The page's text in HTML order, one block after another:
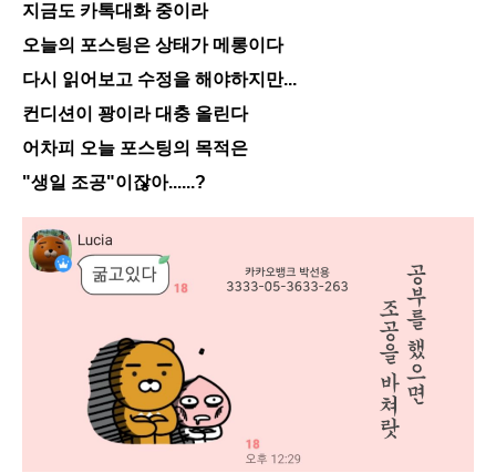
지금도 카톡대화 중이라
오늘의 포스팅은 상태가 메롱이다
다시 읽어보고 수정을 해야하지만...
컨디션이 꽝이라 대충 올린다
어차피 오늘 포스팅의 목적은
"생일 조공"이잖아......?